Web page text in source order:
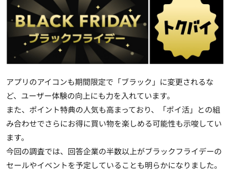
アプリのアイコンも期間限定で「ブラック」に変更されるな
ど、ユーザー体験の向上にも力を入れています。
また、ポイント特典の人気も高まっており、「ポイ活」との組
み合わせでさらにお得に買い物を楽しめる可能性も示唆してい
ます。
今回の調査では、回答企業の半数以上がブラックフライデーの
セールやイベントを予定していることも明らかになりました。